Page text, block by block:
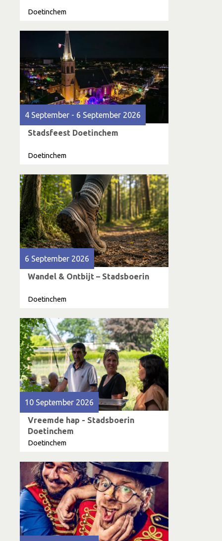
Doetinchem
4 September - 6 September 2026
Stadsfeest Doetinchem
Doetinchem
6 September 2026
Wandel & Ontbijt – Stadsboerin
Doetinchem
10 September 2026
Vreemde hap - Stadsboerin
Doetinchem
Doetinchem